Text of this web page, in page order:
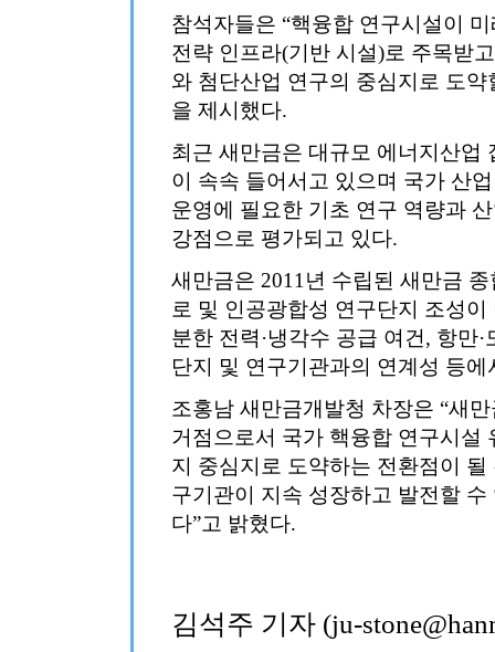
참석자들은 “핵융합 연구시설이
전략 인프라(기반 시설)로 주목받
와 첨단산업 연구의 중심지로 도
을 제시했다.
최근 새만금은 대규모 에너지산업
이 속속 들어서고 있으며 국가 산
운영에 필요한 기초 연구 역량과
강점으로 평가되고 있다.
새만금은 2011년 수립된 새만금
로 및 인공광합성 연구단지 조성
분한 전력·냉각수 공급 여건, 항만
단지 및 연구기관과의 연계성 등
조홍남 새만금개발청 차장은 “새
거점으로서 국가 핵융합 연구시설
지 중심지로 도약하는 전환점이
구기관이 지속 성장하고 발전할
다”고 밝혔다.
김석주 기자 (ju-